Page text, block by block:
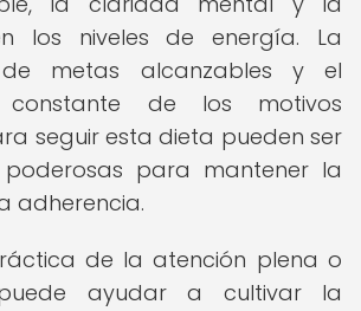
los niveles de energía. La
de metas alcanzables y el
constante de los motivos
seguir esta dieta pueden ser
poderosas para mantener la
adherencia.
de la atención plena o
puede ayudar a cultivar la